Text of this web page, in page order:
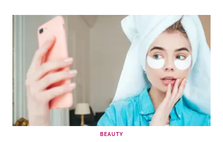
BEAUTY